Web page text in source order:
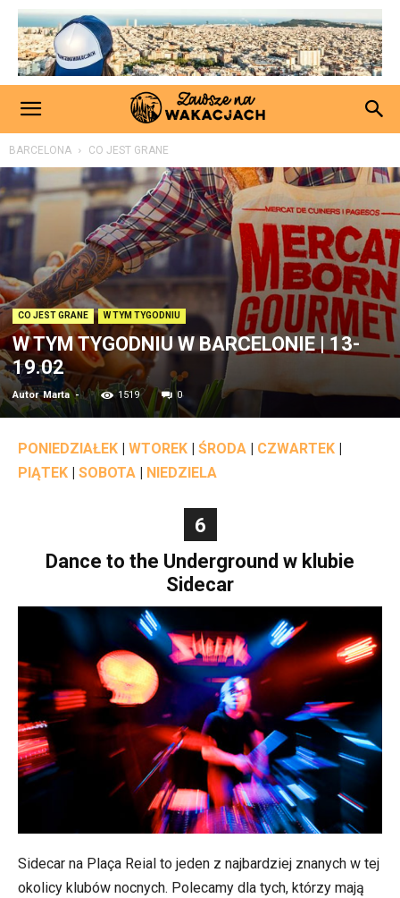
BARCELONA CO JEST GRANE
CO JEST GRANE W TYM TYGODNIU
W TYM TYGODNIU W BARCELONIE | 13-
19.02
Autor Marta - 1519 0
PONIEDZIAŁEK WTOREK ŚRODA CZWARTEK
PIĄTEK
SOBOTA NIEDZIELA
6
Dance to the Underground w klubie
Sidecar
Sidecar na Plaça Reial to jeden z najbardziej znanych w tej
okolicy klubów nocnych. Polecamy dla tych, którzy mają